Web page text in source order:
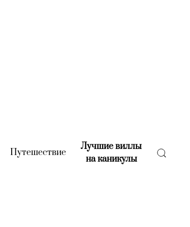
(current)
Путешествие(current)
Лучшие виллы
на каникулы(current)